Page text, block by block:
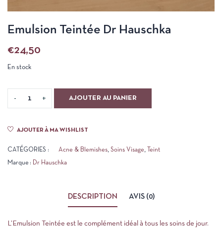
Emulsion Teintée Dr Hauschka
€24,50
En stock
AJOUTER AU PANIER
AJOUTER À MA WISHLIST
CATÉGORIES : Acne & Blemishes, Soins Visage, Teint
Marque : Dr Hauschka
DESCRIPTION AVIS (0)
L’Emulsion Teintée est le complément idéal à tous les soins de jour.